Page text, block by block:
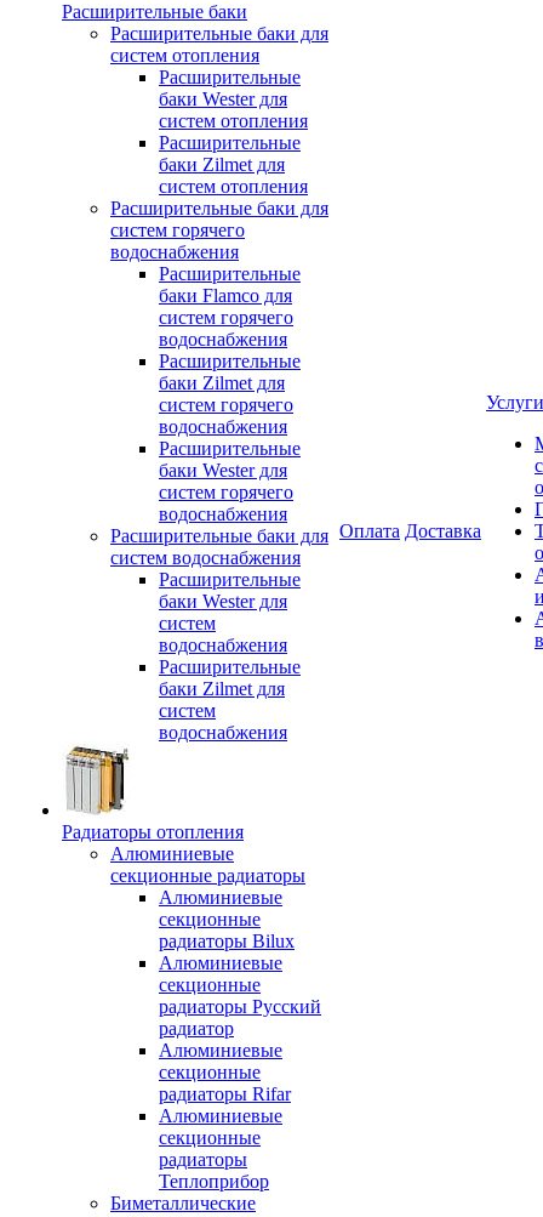
Расширительные баки
Расширительные баки для
систем отопления
Расширительные
баки Wester для
систем отопления
Расширительные
баки Zilmet для
систем отопления
Расширительные баки для
систем горячего
водоснабжения
Расширительные
баки Flamco для
систем горячего
водоснабжения
Расширительные
баки Zilmet для
систем горячего
водоснабжения
Расширительные
баки Wester для
систем горячего
водоснабжения
Расширительные баки для
систем водоснабжения
Расширительные
баки Wester для
систем
водоснабжения
Расширительные
баки Zilmet для
систем
водоснабжения
Радиаторы отопления
Алюминиевые
секционные радиаторы
Алюминиевые
секционные
радиаторы Bilux
Алюминиевые
секционные
радиаторы Русский
радиатор
Алюминиевые
секционные
радиаторы Rifar
Алюминиевые
секционные
радиаторы
Теплоприбор
Биметаллические
Оплата Доставка
Услуги